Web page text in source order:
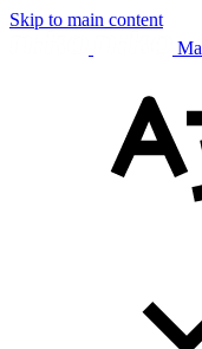
Skip to main content